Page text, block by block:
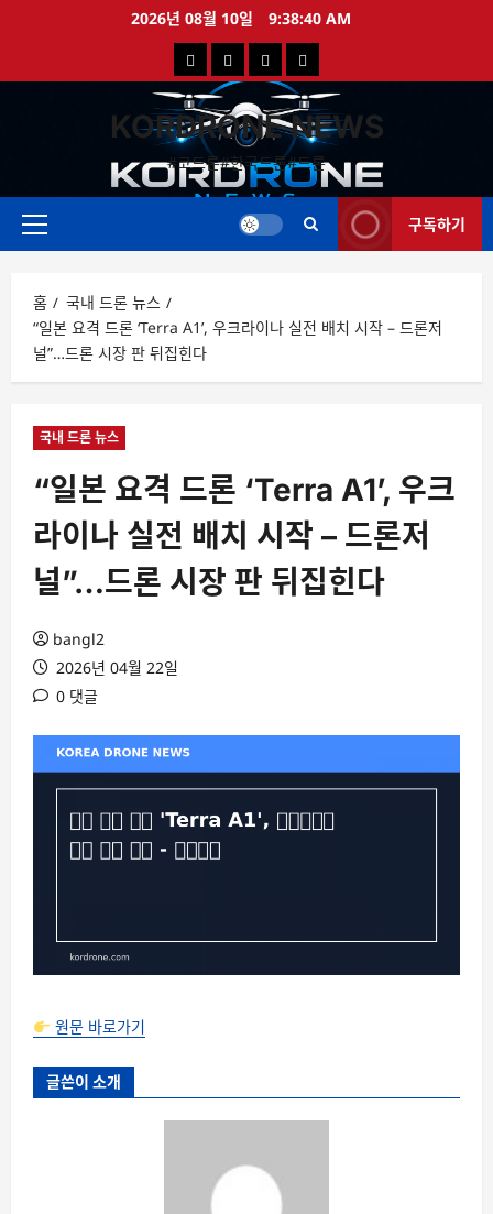
로
2026년 08월 10일 9:38:40 AM
국
내
드
론
뉴
해
외
드
론
뉴
드
영
상
드
론
특
가
KORDRONE NEWS
#코드론#한국드론#드론
주
구독하기
홈
국내 드론 뉴스
“일본 요격 드론 ‘Terra A1’, 우크라이나 실전 배치 시작 – 드론저
널”…드론 시장 판 뒤집힌다
국내 드론 뉴스
“일본 요격 드론 ‘Terra A1’, 우크
라이나 실전 배치 시작 – 드론저
널”…드론 시장 판 뒤집힌다
bangl2
2026년 04월 22일
0 댓글
원문 바로가기
글쓴이 소개